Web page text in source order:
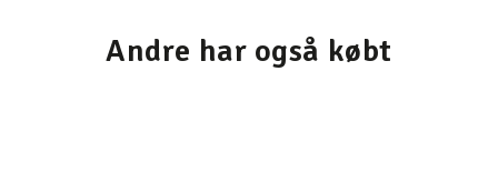
Andre har også købt